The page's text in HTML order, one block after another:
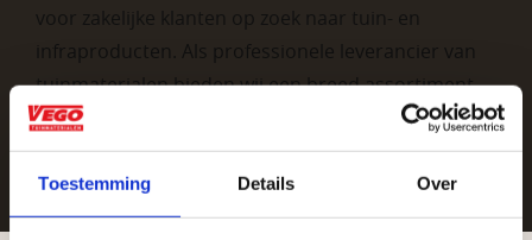
Toestemming Details Over
voor zakelijke klanten op zoek naar tuin- en
infraproducten. Als professionele leverancier van
tuinmaterialen bieden wij een breed assortiment
aan producten van topkwaliteit. Lees meer over de
zakelijke mogelijkheden.